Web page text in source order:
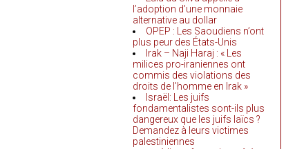
l’adoption d’une monnaie
alternative au dollar
OPEP : Les Saoudiens n’ont
plus peur des États-Unis
Irak – Naji Haraj : « Les
milices pro-iraniennes ont
commis des violations des
droits de l’homme en Irak »
Israël: Les juifs
fondamentalistes sont-ils plus
dangereux que les juifs laïcs ?
Demandez à leurs victimes
palestiniennes